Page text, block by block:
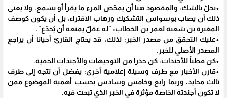
•تحلَّ بالشك: والمقصود هنا أن يمحّص المرء ما يقرأ أو يسمع، ولا يعني
ذلك أن يصاب بوسواس التشكيك ورهاب الافتراء، بل أن يكون كوصف
المغيرة بن شعبة لعمر بن الخطاب: "له عقلٌ يمنعه أن يُخدَع".
•عليك التحقق من مصدر الخبر: لذلك، قد يحتاج القارئ أحيانا أن يراجع
المصدر الأصلي للخبر.
•كن فطناُ للأجندات: كن حذرا من التوجيهات والأجندات الخفية.
•قارن الأخبار مع طرف وسيلة إعلامية أخرى: يفضل أن تتجه إلى طرف
ثالث محايد، وربما رابع وخامس وسادس بحسب أهمية الموضوع ممن
لا تكون أجندته الخاصة مؤثرة في الخبر الذي تبحث فيه.